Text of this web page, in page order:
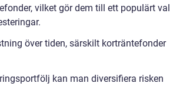
vilket gör dem till ett populärt val
över tiden, särskilt korträntefonder
kan man diversifiera risken